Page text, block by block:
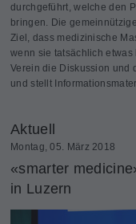
durchgeführt, welche den
bringen. Die
Ziel, dass medizinische
wenn sie tatsächlich
Verein die Diskussion und
und stellt
Aktuell
Montag, 05. März 2018
«smarter
in Luzern